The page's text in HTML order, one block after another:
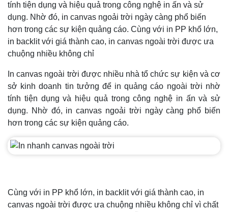
tính tiện dụng và hiệu quả trong công nghệ in ấn và sử
dụng. Nhờ đó, in canvas ngoải trời ngày càng phổ biến
hơn trong các sự kiện quảng cáo. Cùng với in PP khổ lớn,
in backlit với giá thành cao, in canvas ngoài trời được ưa
chuộng nhiều không chỉ
In canvas ngoài trời được nhiều nhà tổ chức sự kiện và cơ
sở kinh doanh tin tưởng để in quảng cáo ngoài trời nhờ
tính tiện dụng và hiệu quả trong công nghệ in ấn và sử
dụng. Nhờ đó, in canvas ngoải trời ngày càng phổ biến
hơn trong các sự kiện quảng cáo.
Cùng với in PP khổ lớn, in backlit với giá thành cao, in
canvas ngoài trời được ưa chuộng nhiều không chỉ vì chất